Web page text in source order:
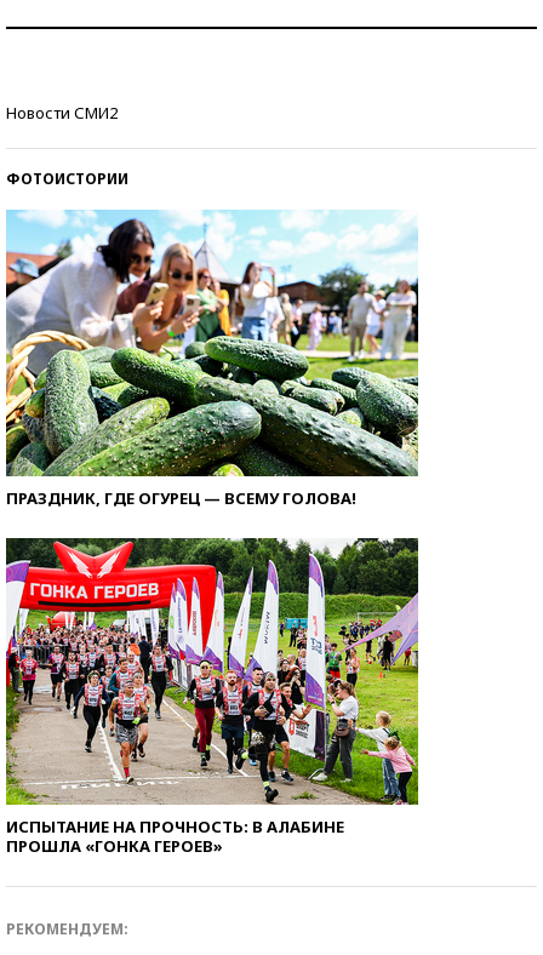
Новости СМИ2
ФОТОИСТОРИИ
ПРАЗДНИК, ГДЕ ОГУРЕЦ — ВСЕМУ ГОЛОВА!
ИСПЫТАНИЕ НА ПРОЧНОСТЬ: В АЛАБИНЕ
ПРОШЛА «ГОНКА ГЕРОЕВ»
РЕКОМЕНДУЕМ: